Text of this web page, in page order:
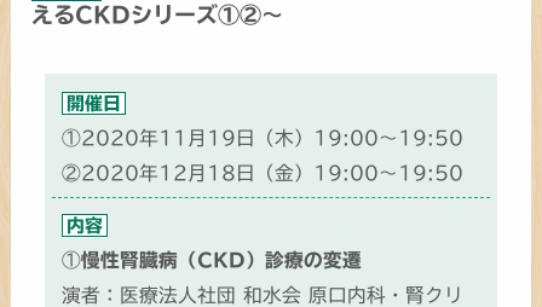
えるCKDシリーズ①②～
開催日
①2020年11月19日（木）19:00～19:50
②2020年12月18日（金）19:00～19:50
内容
①慢性腎臓病（CKD）診療の変遷
演者：医療法人社団 和水会 原口内科・腎クリ